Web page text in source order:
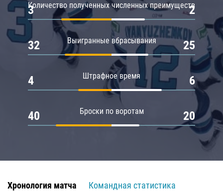
Количество полученных численных преимуществ
3 2
Выигранные вбрасывания
32 25
Штрафное время
4 6
Броски по воротам
40 20
Хронология матча
Командная статистика